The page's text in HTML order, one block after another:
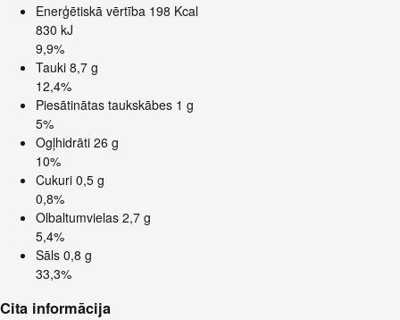
Enerģētiskā vērtība 198 Kcal
830 kJ
9,9%
Tauki 8,7 g
12,4%
Piesātinātas taukskābes 1 g
5%
Ogļhidrāti 26 g
10%
Cukuri 0,5 g
0,8%
Olbaltumvielas 2,7 g
5,4%
Sāls 0,8 g
33,3%
Cita informācija